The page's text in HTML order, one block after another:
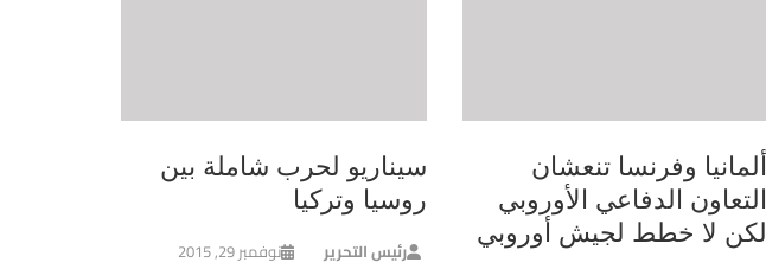
ألمانيا وفرنسا تنعشان
التعاون الدفاعي الأوروبي
لكن لا خطط لجيش أوروبي
سيناريو لحرب شاملة بين
روسيا وتركيا
رئيس التحرير نوفمبر 29, 2015